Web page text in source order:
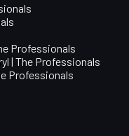
Professionals
| The Professionals
Professionals